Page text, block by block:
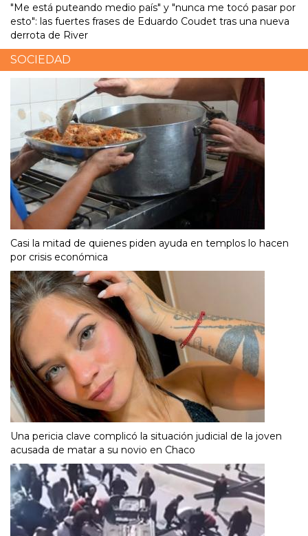
"Me está puteando medio país" y "nunca me tocó pasar por
esto": las fuertes frases de Eduardo Coudet tras una nueva
derrota de River
SOCIEDAD
Casi la mitad de quienes piden ayuda en templos lo hacen
por crisis económica
Una pericia clave complicó la situación judicial de la joven
acusada de matar a su novio en Chaco